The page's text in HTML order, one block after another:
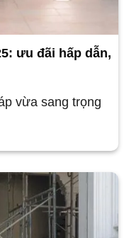
ưu đãi hấp dẫn,
vừa sang trọng